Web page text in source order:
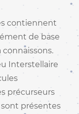
contiennent
de base
Interstellaire
précurseurs
sont présentes